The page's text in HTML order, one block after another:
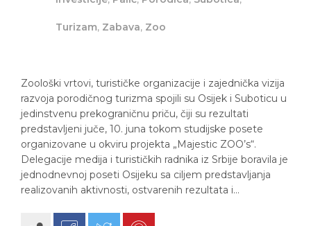
Turizam, Zabava, Zoo
Zoološki vrtovi, turističke organizacije i zajednička vizija
razvoja porodičnog turizma spojili su Osijek i Suboticu u
jedinstvenu prekograničnu priču, čiji su rezultati
predstavljeni juče, 10. juna tokom studijske posete
organizovane u okviru projekta „Majestic ZOO’s“.
Delegacije medija i turističkih radnika iz Srbije boravila je
jednodnevnoj poseti Osijeku sa ciljem predstavljanja
realizovanih aktivnosti, ostvarenih rezultata i…